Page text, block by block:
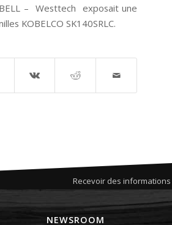
– Westtech exposait une
KOBELCO SK140SRLC.
Recevoir des
NEWSROOM